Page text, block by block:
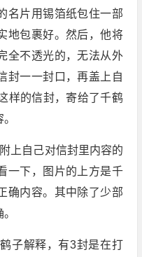
名片用锡箔纸包住一部
地包裹好。然后，他将
全不透光的，无法从外
封一一封口，再盖上自
样的信封，寄给了千鹤
上自己对信封里内容的
一下，图片的上方是千
确内容。其中除了少部
子解释，有3封是在打